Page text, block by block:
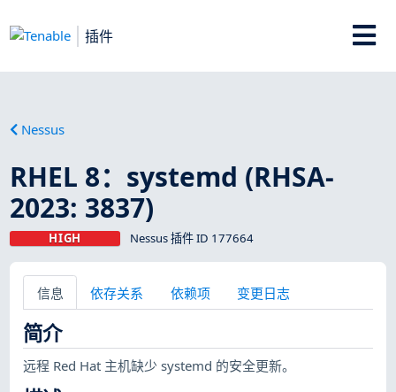
插件
Nessus
RHEL 8：systemd (RHSA-
2023: 3837)
HIGH Nessus 插件 ID 177664
信息 依存关系 依赖项 变更日志
简介
远程 Red Hat 主机缺少 systemd 的安全更新。